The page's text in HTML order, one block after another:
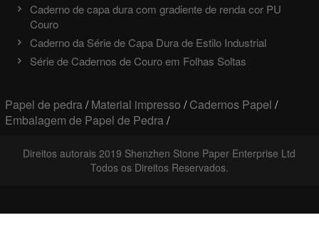
Caderno de capa dura com gradiente de renda cor PU
Couro
Caderno da Série de Capa Dura de Estilo Industrial
Série de Cadernos de Couro em Folhas Soltas
Papel de pedra/Material impresso /Cadernos Papel /
Embalagem de Papel de Pedra/
Direitos autorais 2019 Shenzhen Stone Paper Enterprise Ltd
Todos os Direitos Reservados.